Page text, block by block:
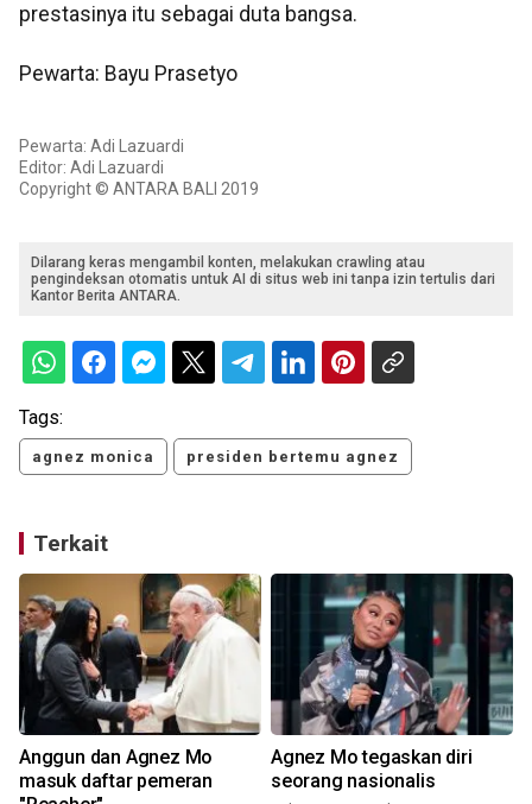
prestasinya itu sebagai duta bangsa.
Pewarta: Bayu Prasetyo
Pewarta: Adi Lazuardi
Editor: Adi Lazuardi
Copyright © ANTARA BALI 2019
Dilarang keras mengambil konten, melakukan crawling atau
pengindeksan otomatis untuk AI di situs web ini tanpa izin tertulis dari
Kantor Berita ANTARA.
Tags:
agnez monica presiden bertemu agnez
Terkait
Anggun dan Agnez Mo
masuk daftar pemeran
Agnez Mo tegaskan diri
seorang nasionalis